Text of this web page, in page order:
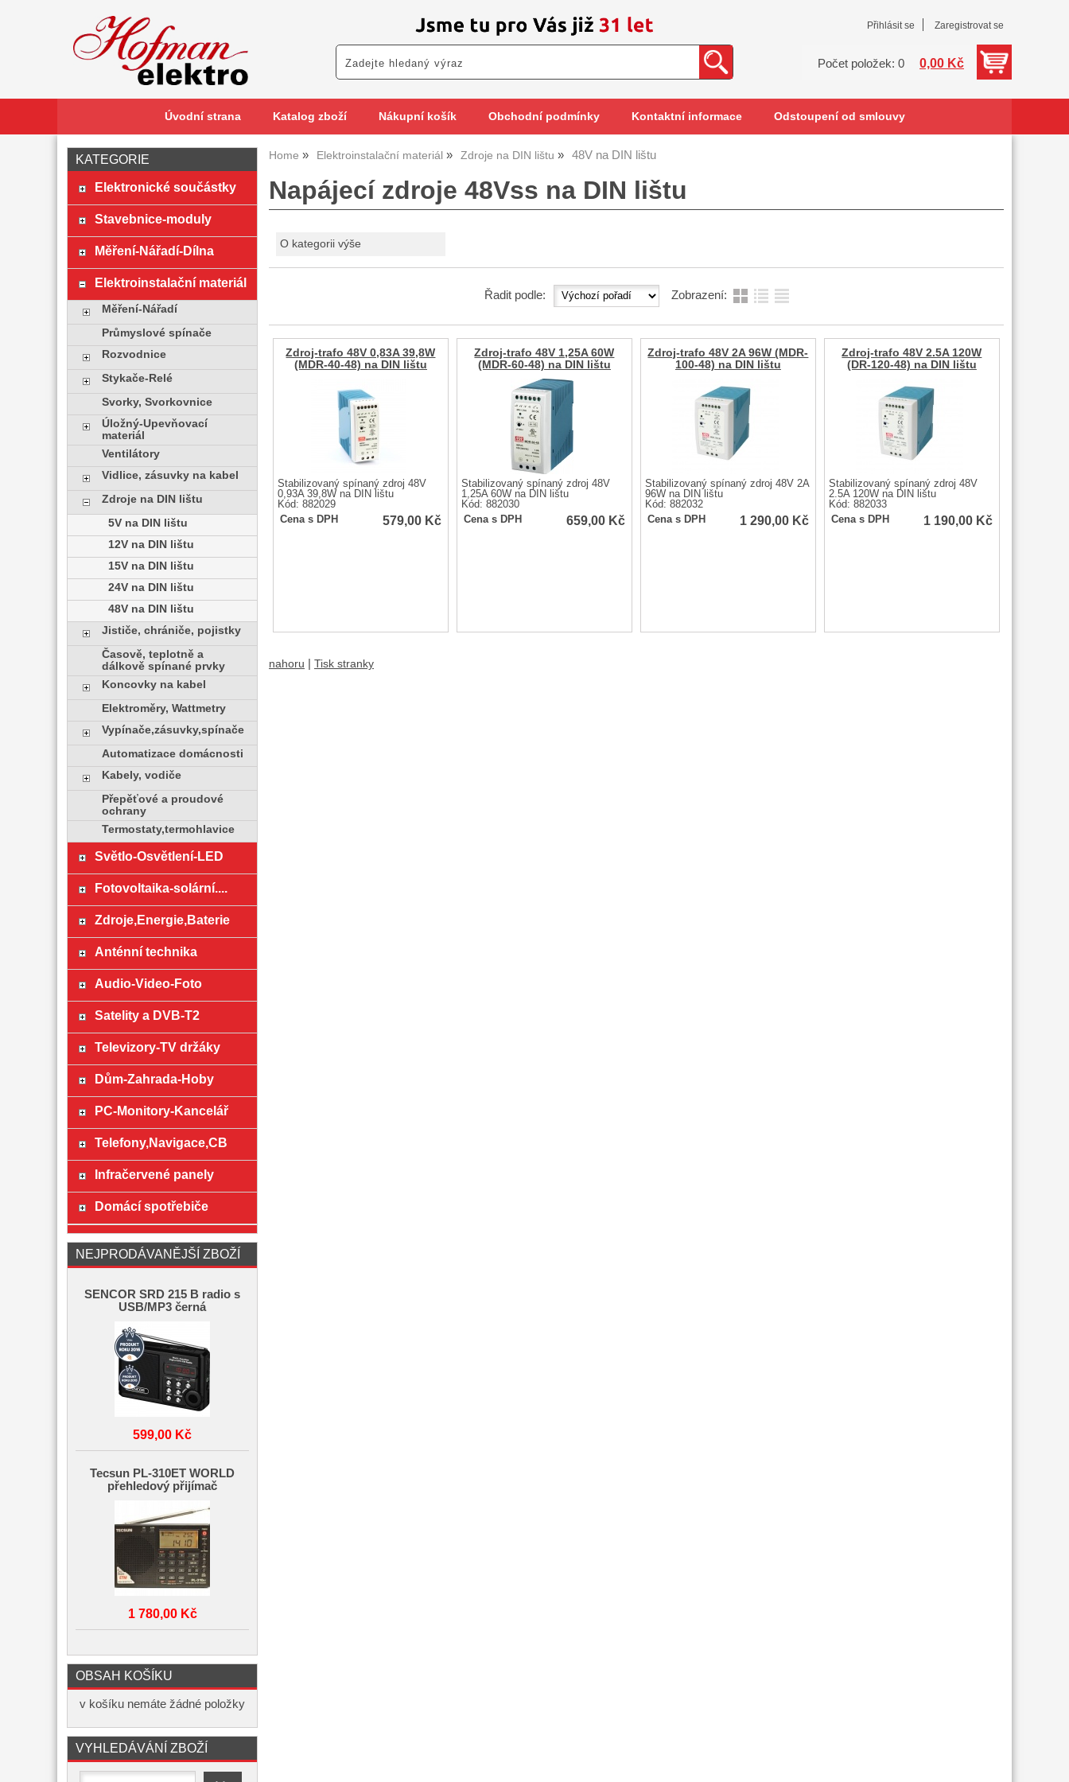
Přihlásit se Zaregistrovat se
Počet položek: 0 0,00 Kč
Úvodní strana Katalog zboží Nákupní košík Obchodní podmínky Kontaktní informace Odstoupení od smlouvy
Home Elektroinstalační materiál Zdroje na DIN lištu 48V na DIN lištu
Napájecí zdroje 48Vss na DIN lištu
O kategorii výše
Řadit podle: Zobrazení:
Zdroj-trafo 48V 0,83A 39,8W
(MDR-40-48) na DIN lištu
Stabilizovaný spínaný zdroj 48V
0,93A 39,8W na DIN lištu
Kód: 882029
Cena s DPH
579,00 Kč
Zdroj-trafo 48V 1,25A 60W
(MDR-60-48) na DIN lištu
Stabilizovaný spínaný zdroj 48V
1,25A 60W na DIN lištu
Kód: 882030
Cena s DPH
659,00 Kč
Zdroj-trafo 48V 2A 96W (MDR-
100-48) na DIN lištu
Stabilizovaný spínaný zdroj 48V 2A
96W na DIN lištu
Kód: 882032
Cena s DPH
1 290,00 Kč
Zdroj-trafo 48V 2.5A 120W
(DR-120-48) na DIN lištu
Stabilizovaný spínaný zdroj 48V
2.5A 120W na DIN lištu
Kód: 882033
Cena s DPH
1 190,00 Kč
nahoru Tisk stranky
KATEGORIE
Elektronické součástky
Stavebnice-moduly
Měření-Nářadí-Dílna
Elektroinstalační materiál
Měření-Nářadí
Průmyslové spínače
Rozvodnice
Stykače-Relé
Svorky, Svorkovnice
Úložný-Upevňovací
materiál
Ventilátory
Vidlice, zásuvky na kabel
Zdroje na DIN lištu
5V na DIN lištu
12V na DIN lištu
15V na DIN lištu
24V na DIN lištu
48V na DIN lištu
Jističe, chrániče, pojistky
Časově, teplotně a
dálkově spínané prvky
Koncovky na kabel
Elektroměry, Wattmetry
Vypínače,zásuvky,spínače
Automatizace domácnosti
Kabely, vodiče
Přepěťové a proudové
ochrany
Termostaty,termohlavice
Světlo-Osvětlení-LED
Fotovoltaika-solární....
Zdroje,Energie,Baterie
Anténní technika
Audio-Video-Foto
Satelity a DVB-T2
Televizory-TV držáky
Dům-Zahrada-Hoby
PC-Monitory-Kancelář
Telefony,Navigace,CB
Infračervené panely
Domácí spotřebiče
NEJPRODÁVANĚJŠÍ ZBOŽÍ
SENCOR SRD 215 B radio s
USB/MP3 černá
599,00 Kč
Tecsun PL-310ET WORLD
přehledový přijímač
1 780,00 Kč
OBSAH KOŠÍKU
v košíku nemáte žádné položky
VYHLEDÁVÁNÍ ZBOŽÍ